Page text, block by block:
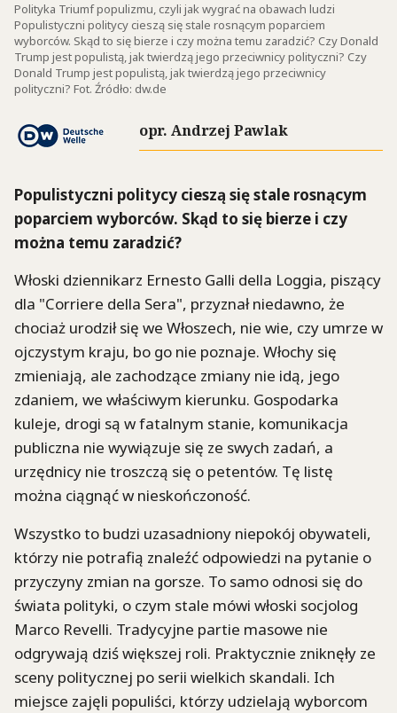
Polityka Triumf populizmu, czyli jak wygrać na obawach ludzi
Populistyczni politycy cieszą się stale rosnącym poparciem
wyborców. Skąd to się bierze i czy można temu zaradzić? Czy Donald
Trump jest populistą, jak twierdzą jego przeciwnicy polityczni? Czy
Donald Trump jest populistą, jak twierdzą jego przeciwnicy
polityczni? Fot. Źródło: dw.de
opr. Andrzej Pawlak
Populistyczni politycy cieszą się stale rosnącym
poparciem wyborców. Skąd to się bierze i czy
można temu zaradzić?
Włoski dziennikarz Ernesto Galli della Loggia, piszący
dla "Corriere della Sera", przyznał niedawno, że
chociaż urodził się we Włoszech, nie wie, czy umrze w
ojczystym kraju, bo go nie poznaje. Włochy się
zmieniają, ale zachodzące zmiany nie idą, jego
zdaniem, we właściwym kierunku. Gospodarka
kuleje, drogi są w fatalnym stanie, komunikacja
publiczna nie wywiązuje się ze swych zadań, a
urzędnicy nie troszczą się o petentów. Tę listę
można ciągnąć w nieskończoność.
Wszystko to budzi uzasadniony niepokój obywateli,
którzy nie potrafią znaleźć odpowiedzi na pytanie o
przyczyny zmian na gorsze. To samo odnosi się do
świata polityki, o czym stale mówi włoski socjolog
Marco Revelli. Tradycyjne partie masowe nie
odgrywają dziś większej roli. Praktycznie zniknęły ze
sceny politycznej po serii wielkich skandali. Ich
miejsce zajęli populiści, którzy udzielają wyborcom